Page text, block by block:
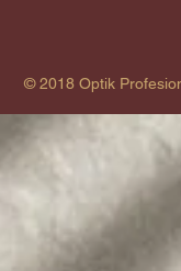
© 2018 Optik